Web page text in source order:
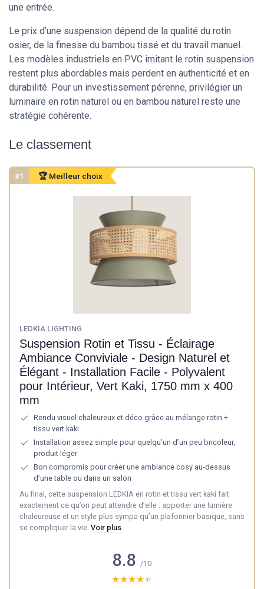
une entrée.
Le prix d’une suspension dépend de la qualité du rotin
osier, de la finesse du bambou tissé et du travail manuel.
Les modèles industriels en PVC imitant le rotin suspension
restent plus abordables mais perdent en authenticité et en
durabilité. Pour un investissement pérenne, privilégier un
luminaire en rotin naturel ou en bambou naturel reste une
stratégie cohérente.
Le classement
#1 🏆 Meilleur choix
LEDKIA LIGHTING
Suspension Rotin et Tissu - Éclairage
Ambiance Conviviale - Design Naturel et
Élégant - Installation Facile - Polyvalent
pour Intérieur, Vert Kaki, 1750 mm x 400
mm
Rendu visuel chaleureux et déco grâce au mélange rotin +
tissu vert kaki
Installation assez simple pour quelqu’un d’un peu bricoleur,
produit léger
Bon compromis pour créer une ambiance cosy au-dessus
d’une table ou dans un salon
Au final, cette suspension LEDKIA en rotin et tissu vert kaki fait
exactement ce qu’on peut attendre d’elle : apporter une lumière
chaleureuse et un style plus sympa qu’un plafonnier basique, sans
se compliquer la vie. Voir plus
8.8 /10
★★★★★
★★★★★